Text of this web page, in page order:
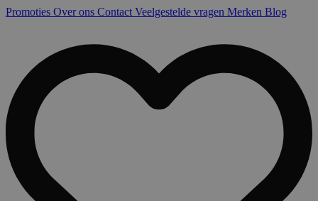
Promoties Over ons Contact Veelgestelde vragen Merken Blog